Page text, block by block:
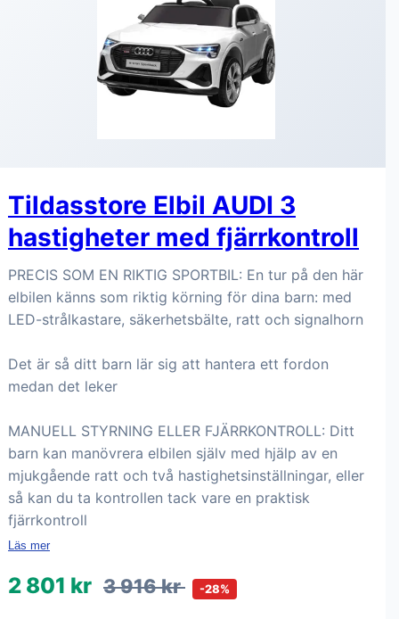
Tildasstore Elbil AUDI 3
hastigheter med fjärrkontroll
PRECIS SOM EN RIKTIG SPORTBIL: En tur på den här
elbilen känns som riktig körning för dina barn: med
LED-strålkastare, säkerhetsbälte, ratt och signalhorn
Det är så ditt barn lär sig att hantera ett fordon
medan det leker
MANUELL STYRNING ELLER FJÄRRKONTROLL: Ditt
barn kan manövrera elbilen själv med hjälp av en
mjukgående ratt och två hastighetsinställningar, eller
så kan du ta kontrollen tack vare en praktisk
fjärrkontroll
Läs mer
2 801 kr 3 916 kr -28%